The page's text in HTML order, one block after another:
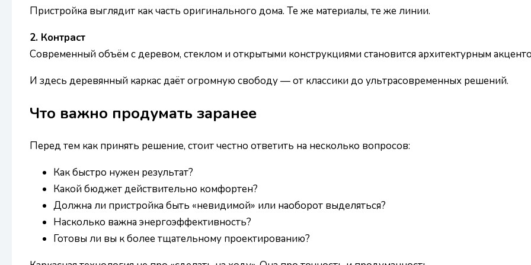
Пристройка выглядит как часть оригинального дома. Те же материалы, те же линии.
2. Контраст
Современный объём с деревом, стеклом и открытыми конструкциями становится архитектурным
И здесь деревянный каркас даёт огромную свободу — от классики до ультрасовременных решений.
Что важно продумать заранее
Перед тем как принять решение, стоит честно ответить на несколько вопросов:
Как быстро нужен результат?
Какой бюджет действительно комфортен?
Должна ли пристройка быть «невидимой» или наоборот выделяться?
Насколько важна энергоэффективность?
Готовы ли вы к более тщательному проектированию?